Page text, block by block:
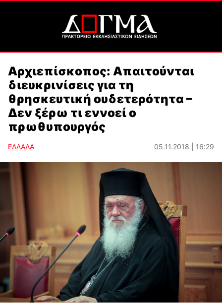
Αρχιεπίσκοπος: Απαιτούνται
διευκρινίσεις για τη
θρησκευτική ουδετερότητα –
Δεν ξέρω τι εννοεί ο
πρωθυπουργός
ΕΛΛΑΔΑ 05.11.2018 | 16:29